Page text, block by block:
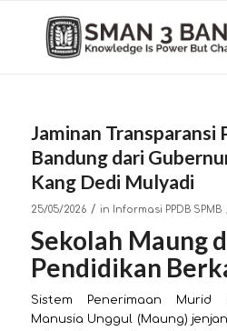
Jaminan Transparansi
Bandung dari
Kang Dedi Mulyadi
25/05/2026 / in Informasi PPDB SPMB
Sekolah Maung
Pendidikan
Sistem Penerimaan Murid
Manusia Unggul (Maung)